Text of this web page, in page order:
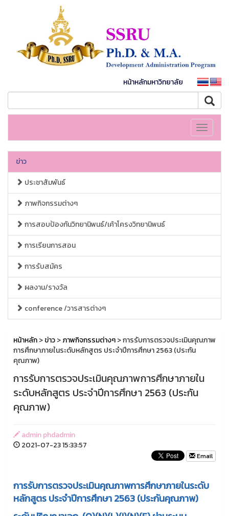
หน้าหลักมหาวิทยาลัย
Toggle
ข่าว
ประชาสัมพันธ์
ภาพกิจกรรมต่างๆ
การสอบป้องกันวิทยานิพนธ์/เค้าโครงวิทยานิพนธ์
การเรียนการสอน
การรับสมัคร
ผลงาน/รางวัล
conference /วารสารต่างๆ
หน้าหลัก>ข่าว>ภาพกิจกรรมต่างๆ> การรับการตรวจประเมินคุณภาพ
การศึกษาภายในระดับหลักสูตร ประจำปีการศึกษา 2563 (ประกัน
คุณภาพ)
การรับการตรวจประเมินคุณภาพการศึกษาภายใน
ระดับหลักสูตร ประจำปีการศึกษา 2563 (ประกัน
คุณภาพ)
admin phdadmin
2021-07-23 15:33:57
Email
การรับการตรวจประเมินคุณภาพการศึกษาภายในระดับ
หลักสูตร ประจำปีการศึกษา 2563 (ประกันคุณภาพ)